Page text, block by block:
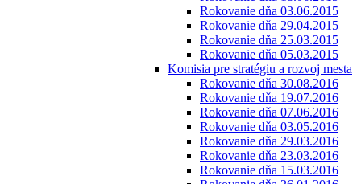
Rokovanie dňa 03.06.2015
Rokovanie dňa 29.04.2015
Rokovanie dňa 25.03.2015
Rokovanie dňa 05.03.2015
Komisia pre stratégiu a rozvoj mesta
Rokovanie dňa 30.08.2016
Rokovanie dňa 19.07.2016
Rokovanie dňa 07.06.2016
Rokovanie dňa 03.05.2016
Rokovanie dňa 29.03.2016
Rokovanie dňa 23.03.2016
Rokovanie dňa 15.03.2016